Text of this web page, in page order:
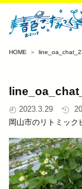
HOME
2023.3.29
岡山市のリトミック